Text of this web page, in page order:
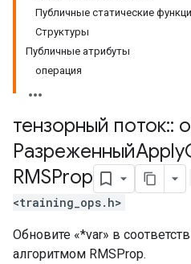
Публичные статические
Структуры
Публичные атрибуты
операция
тензорный поток::
РазреженныйApply
RMSProp
<training_ops.h>
Обновите «*var» в
алгоритмом RMSProp.